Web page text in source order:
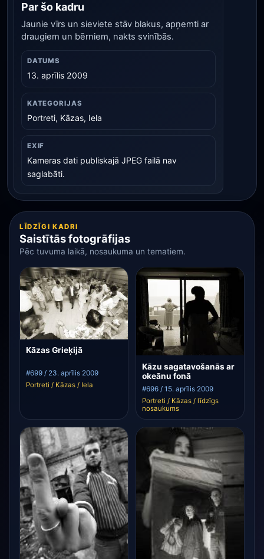
Par šo kadru
Jaunie vīrs un sieviete stāv blakus, apņemti ar
draugiem un bērniem, nakts svinībās.
DATUMS
13. aprīlis 2009
KATEGORIJAS
Portreti, Kāzas, Iela
EXIF
Kameras dati publiskajā JPEG failā nav
saglabāti.
LĪDZĪGI KADRI
Saistītās fotogrāfijas
Pēc tuvuma laikā, nosaukuma un tematiem.
Kāzas Grieķijā
#699 / 23. aprīlis 2009
Portreti / Kāzas / Iela
Kāzu sagatavošanās ar
okeānu fonā
#696 / 15. aprīlis 2009
Portreti / Kāzas / līdzīgs
nosaukums